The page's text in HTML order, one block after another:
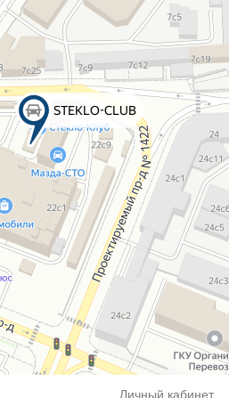
Личный кабинет